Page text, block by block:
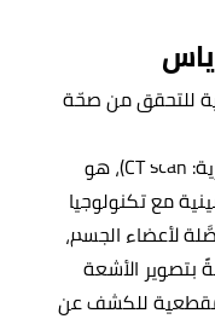
للتحقق من صحّة
التصوير الطبقي المحوري: (بالإنجليزية: CT scan)، هو
مع تكنولوجيا
لأعضاء الجسم،
بتصوير الأشعة
للكشف عن